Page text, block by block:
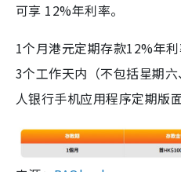
可享 12%年利率。
1个月港元定期存款12%年
3个工作天内（不包括星期
人银行手机应用程序定期版面